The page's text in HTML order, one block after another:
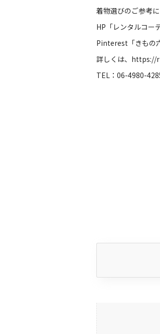
着物選びのご参考に
HP 「レンタルコー
Pinterest 「きも
詳しくは、 https://
TEL ： 06-4980-